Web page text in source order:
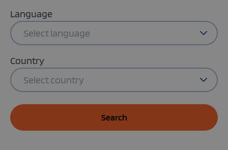
Language
Select language
Country
Select country
Search